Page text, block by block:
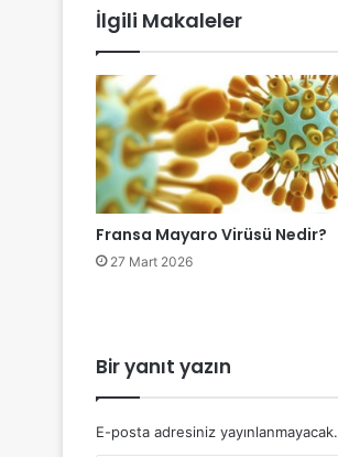
İlgili Makaleler
Fransa Mayaro Virüsü Nedir?
27 Mart 2026
Bir yanıt yazın
E-posta adresiniz yayınlanmayacak.